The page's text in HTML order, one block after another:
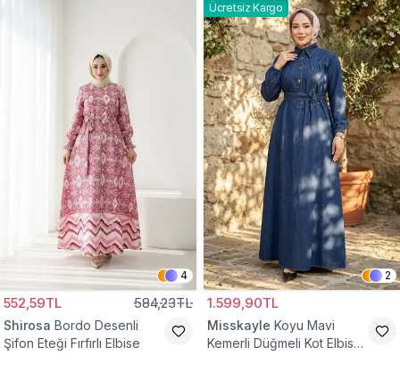
4
552,59TL 584,23TL
Shirosa Bordo Desenli
Şifon Eteği Fırfırlı Elbise
Ücretsiz Kargo
2
1.599,90TL
Misskayle Koyu Mavi
Kemerli Düğmeli Kot Elbise